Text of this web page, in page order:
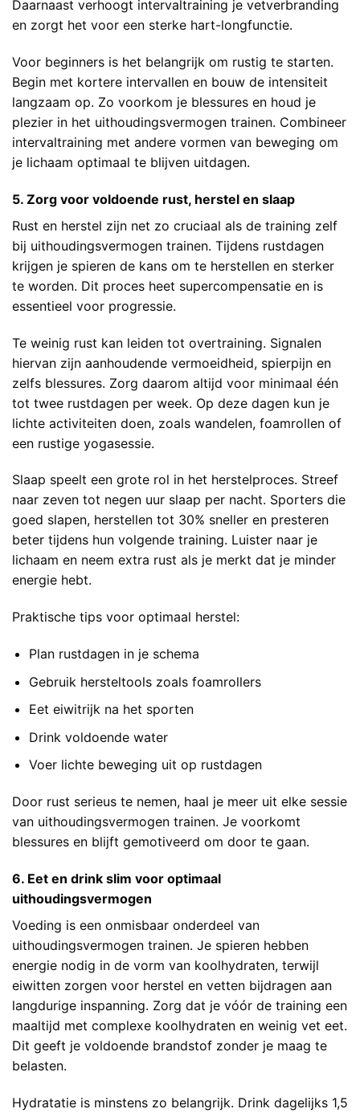
Daarnaast verhoogt intervaltraining je vetverbranding
en zorgt het voor een sterke hart-longfunctie.
Voor beginners is het belangrijk om rustig te starten.
Begin met kortere intervallen en bouw de intensiteit
langzaam op. Zo voorkom je blessures en houd je
plezier in het uithoudingsvermogen trainen. Combineer
intervaltraining met andere vormen van beweging om
je lichaam optimaal te blijven uitdagen.
5. Zorg voor voldoende rust, herstel en slaap
Rust en herstel zijn net zo cruciaal als de training zelf
bij uithoudingsvermogen trainen. Tijdens rustdagen
krijgen je spieren de kans om te herstellen en sterker
te worden. Dit proces heet supercompensatie en is
essentieel voor progressie.
Te weinig rust kan leiden tot overtraining. Signalen
hiervan zijn aanhoudende vermoeidheid, spierpijn en
zelfs blessures. Zorg daarom altijd voor minimaal één
tot twee rustdagen per week. Op deze dagen kun je
lichte activiteiten doen, zoals wandelen, foamrollen of
een rustige yogasessie.
Slaap speelt een grote rol in het herstelproces. Streef
naar zeven tot negen uur slaap per nacht. Sporters die
goed slapen, herstellen tot 30% sneller en presteren
beter tijdens hun volgende training. Luister naar je
lichaam en neem extra rust als je merkt dat je minder
energie hebt.
Praktische tips voor optimaal herstel:
Plan rustdagen in je schema
Gebruik hersteltools zoals foamrollers
Eet eiwitrijk na het sporten
Drink voldoende water
Voer lichte beweging uit op rustdagen
Door rust serieus te nemen, haal je meer uit elke sessie
van uithoudingsvermogen trainen. Je voorkomt
blessures en blijft gemotiveerd om door te gaan.
6. Eet en drink slim voor optimaal
uithoudingsvermogen
Voeding is een onmisbaar onderdeel van
uithoudingsvermogen trainen. Je spieren hebben
energie nodig in de vorm van koolhydraten, terwijl
eiwitten zorgen voor herstel en vetten bijdragen aan
langdurige inspanning. Zorg dat je vóór de training een
maaltijd met complexe koolhydraten en weinig vet eet.
Dit geeft je voldoende brandstof zonder je maag te
belasten.
Hydratatie is minstens zo belangrijk. Drink dagelijks 1,5